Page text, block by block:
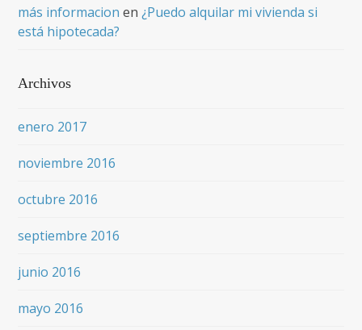
más informacion en¿Puedo alquilar mi vivienda si
está hipotecada?
Archivos
enero 2017
noviembre 2016
octubre 2016
septiembre 2016
junio 2016
mayo 2016